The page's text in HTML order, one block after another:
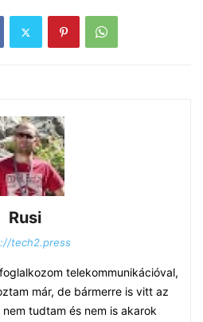
Rusi
tech2.press
telekommunikációval,
már, de bármerre is vitt az
tudtam és nem is akarok